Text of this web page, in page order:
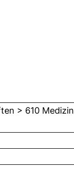
> 610 Medizin